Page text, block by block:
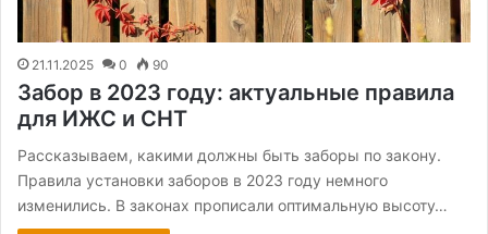
21.11.2025 0 90
Забор в 2023 году: актуальные правила
для ИЖС и СНТ
Рассказываем, какими должны быть заборы по закону.
Правила установки заборов в 2023 году немного
изменились. В законах прописали оптимальную высоту…